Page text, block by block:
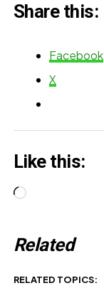
Share this:
Facebook
X
Like this:
Loading…
Related
RELATED TOPICS: